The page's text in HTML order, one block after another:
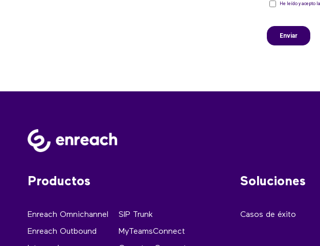
Productos
Enreach Omnichannel
Enreach Outbound
SIP Trunk
MyTeamsConnect
Soluciones
Casos de éxito